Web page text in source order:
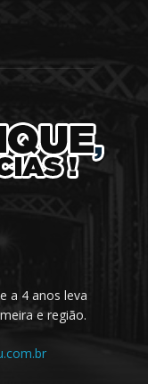
a 4 anos leva
e região.